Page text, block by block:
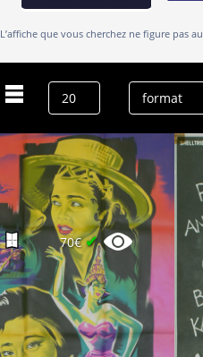
L’affiche que vous cherchez ne figure pas
70€✔